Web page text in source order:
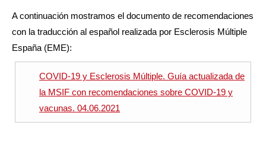
A continuación mostramos el documento de recomendaciones
con la traducción al español realizada por Esclerosis Múltiple
España (EME):
COVID-19 y Esclerosis Múltiple. Guía actualizada de
la MSIF con recomendaciones sobre COVID-19 y
vacunas. 04.06.2021